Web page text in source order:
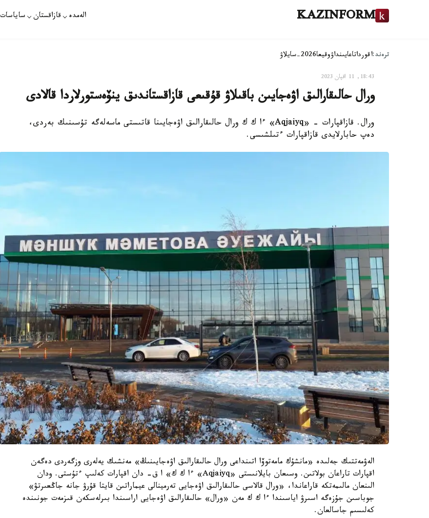
KAZINFORM الەمدە قازاقستان ساياسات
ترەند:اقورداتاعايىنداۋوقيعا2026-سايلاۋ
18:43, 11 اقپان 2023
ورال حالىقارالىق اۋەجايىن باقىلاۋ قۇقىعى قازاقستاندىق ينۆەستورلاردا قالادى
ورال. قازاقپارات - «Aqjaiyq» ءا ك ك ورال حالىقارالىق اۋەجايىنا قاتىستى ماسەلەگە تۇسىنىك بەردى،
دەپ حابارلايدى قازاقپارات ءتىلشىسى.
الەۋمەتتىك جەلىدە «مانشۇك مامەتوۆا اتىنداعى ورال حالىقارالىق اۋەجايىنىڭ» مەنشىك يەلەرى وزگەردى دەگەن
اقپارات تاراعان بولاتىن. وسىعان بايلانىستى «Aqjaiyq» ءا ك ك» ا ق- دان اقپارات كەلىپ ءتۇستى. ودان
الىنعان مالىمەتكە قاراعاندا، «ورال قالاسى حالىقارالىق اۋەجايى تەرمينالى عيماراتىن قايتا قۇرۋ جانە جاڭعىرتۋ»
جوباسىن جۇزەگە اسىرۋ اياسىندا ءا ك ك مەن «ورال» حالىقارالىق اۋەجايى اراسىندا بىرلەسكەن قىزمەت جونىندە
كەلىسىم جاسالعان.